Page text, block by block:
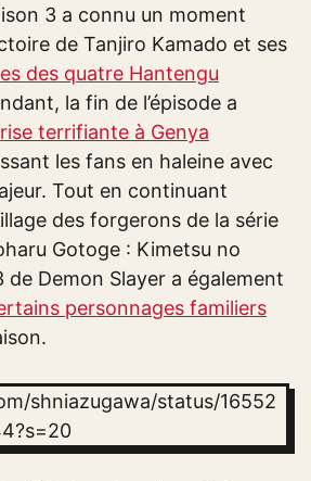
3 a connu un moment
de Tanjiro Kamado et ses
des quatre Hantengu
la fin de l’épisode a
terrifiante à Genya
les fans en haleine avec
Tout en continuant
des forgerons de la série
Gotoge : Kimetsu no
de Demon Slayer a également
personnages familiers
shniazugawa/status/16552